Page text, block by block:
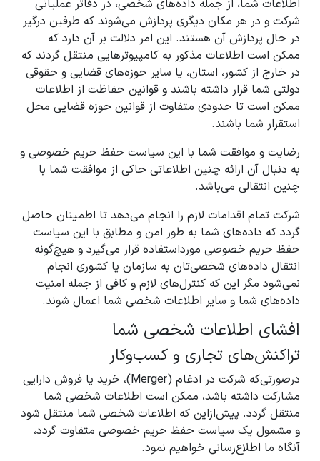
اطلاعات شما، از جمله داده‌های شخصی، در دفاتر عملیاتی
شرکت و در هر مکان دیگری پردازش می‌شوند که طرفین درگیر
در حال پردازش آن هستند. این امر دلالت بر آن دارد که
ممکن است اطلاعات مذکور به کامپیوترهایی منتقل گردند که
در خارج از کشور، استان، یا سایر حوزه‌های قضایی و حقوقی
دولتی شما قرار داشته باشند و قوانین حفاظت از اطلاعات
ممکن است تا حدودی متفاوت از قوانین حوزه قضایی محل
استقرار شما باشند.
رضایت و موافقت شما با این سیاست حفظ حریم خصوصی و
به دنبال آن ارائه چنین اطلاعاتی حاکی از موافقت شما با
چنین انتقالی می‌باشد.
شرکت تمام اقدامات لازم را انجام می‌دهد تا اطمینان حاصل
گردد که داده‌های شما به طور امن و مطابق با این سیاست
حفظ حریم خصوصی مورداستفاده قرار می‌گیرد و هیچ‌گونه
انتقال داده‌های شخصی‌تان به سازمان یا کشوری انجام
نمی‌شود مگر این که کنترل‌های لازم و کافی از جمله امنیت
داده‌های شما و سایر اطلاعات شخصی شما اعمال شوند.
افشای اطلاعات شخصی شما
تراکنش‌های تجاری و کسب‌وکار
درصورتی‌که شرکت در ادغام (Merger)، خرید یا فروش دارایی
مشارکت داشته باشد، ممکن است اطلاعات شخصی شما
منتقل گردد. پیش‌ازاین که اطلاعات شخصی شما منتقل شود
و مشمول یک سیاست حفظ حریم خصوصی متفاوت گردد،
آنگاه ما اطلاع‌رسانی خواهیم نمود.